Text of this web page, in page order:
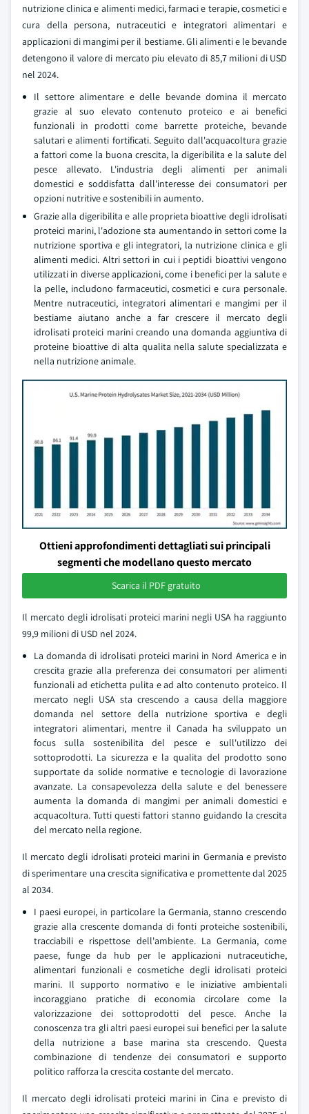
nutrizione clinica e alimenti medici, farmaci e terapie, cosmetici e
cura della persona, nutraceutici e integratori alimentari e
applicazioni di mangimi per il bestiame. Gli alimenti e le bevande
detengono il valore di mercato piu elevato di 85,7 milioni di USD
nel 2024.
Il settore alimentare e delle bevande domina il mercato
grazie al suo elevato contenuto proteico e ai benefici
funzionali in prodotti come barrette proteiche, bevande
salutari e alimenti fortificati. Seguito dall'acquacoltura grazie
a fattori come la buona crescita, la digeribilita e la salute del
pesce allevato. L'industria degli alimenti per animali
domestici e soddisfatta dall'interesse dei consumatori per
opzioni nutritive e sostenibili in aumento.
Grazie alla digeribilita e alle proprieta bioattive degli idrolisati
proteici marini, l'adozione sta aumentando in settori come la
nutrizione sportiva e gli integratori, la nutrizione clinica e gli
alimenti medici. Altri settori in cui i peptidi bioattivi vengono
utilizzati in diverse applicazioni, come i benefici per la salute e
la pelle, includono farmaceutici, cosmetici e cura personale.
Mentre nutraceutici, integratori alimentari e mangimi per il
bestiame aiutano anche a far crescere il mercato degli
idrolisati proteici marini creando una domanda aggiuntiva di
proteine bioattive di alta qualita nella salute specializzata e
nella nutrizione animale.
Ottieni approfondimenti dettagliati sui principali
segmenti che modellano questo mercato
Scarica il PDF gratuito
Il mercato degli idrolisati proteici marini negli USA ha raggiunto
99,9 milioni di USD nel 2024.
La domanda di idrolisati proteici marini in Nord America e in
crescita grazie alla preferenza dei consumatori per alimenti
funzionali ad etichetta pulita e ad alto contenuto proteico. Il
mercato negli USA sta crescendo a causa della maggiore
domanda nel settore della nutrizione sportiva e degli
integratori alimentari, mentre il Canada ha sviluppato un
focus sulla sostenibilita del pesce e sull'utilizzo dei
sottoprodotti. La sicurezza e la qualita del prodotto sono
supportate da solide normative e tecnologie di lavorazione
avanzate. La consapevolezza della salute e del benessere
aumenta la domanda di mangimi per animali domestici e
acquacoltura. Tutti questi fattori stanno guidando la crescita
del mercato nella regione.
Il mercato degli idrolisati proteici marini in Germania e previsto
di sperimentare una crescita significativa e promettente dal 2025
al 2034.
I paesi europei, in particolare la Germania, stanno crescendo
grazie alla crescente domanda di fonti proteiche sostenibili,
tracciabili e rispettose dell'ambiente. La Germania, come
paese, funge da hub per le applicazioni nutraceutiche,
alimentari funzionali e cosmetiche degli idrolisati proteici
marini. Il supporto normativo e le iniziative ambientali
incoraggiano pratiche di economia circolare come la
valorizzazione dei sottoprodotti del pesce. Anche la
conoscenza tra gli altri paesi europei sui benefici per la salute
della nutrizione a base marina sta crescendo. Questa
combinazione di tendenze dei consumatori e supporto
politico rafforza la crescita costante del mercato.
Il mercato degli idrolisati proteici marini in Cina e previsto di